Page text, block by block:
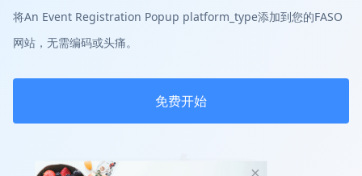
将An Event Registration Popup platform_type添加到您的FASO
网站，无需编码或头痛。
免费开始